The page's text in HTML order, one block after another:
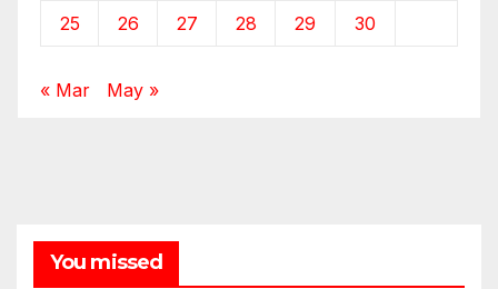
25 26 27 28 29 30
« Mar May »
You missed